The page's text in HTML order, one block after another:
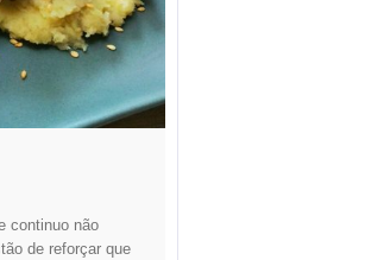
continuo não
de reforçar que